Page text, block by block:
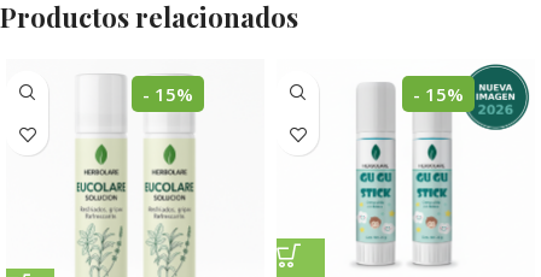
Productos relacionados
- 15% - 15%